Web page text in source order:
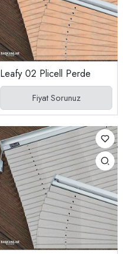
Leafy 02 Plicell Perde
Fiyat Sorunuz